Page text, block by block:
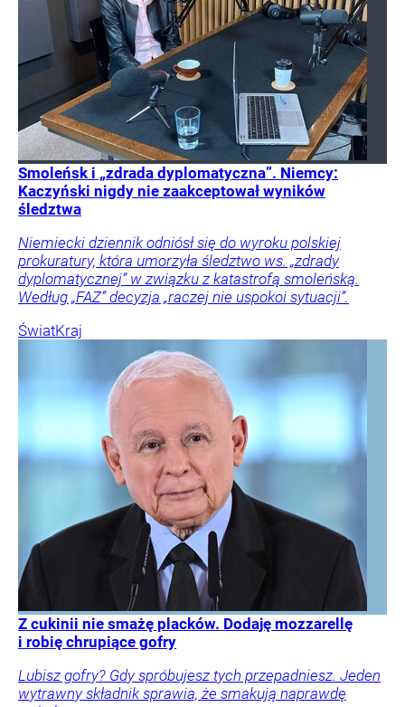
Smoleńsk i „zdrada dyplomatyczna”. Niemcy:
Kaczyński nigdy nie zaakceptował wyników
śledztwa
Niemiecki dziennik odniósł się do wyroku polskiej
prokuratury, która umorzyła śledztwo ws. „zdrady
dyplomatycznej” w związku z katastrofą smoleńską.
Według „FAZ” decyzja „raczej nie uspokoi sytuacji”.
ŚwiatKraj
Z cukinii nie smażę placków. Dodaję mozzarellę
i robię chrupiące gofry
Lubisz gofry? Gdy spróbujesz tych przepadniesz. Jeden
wytrawny składnik sprawia, że smakują naprawdę